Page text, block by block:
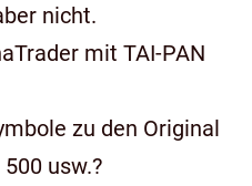
nicht.
mit TAI-PAN
zu den Original
500 usw.?